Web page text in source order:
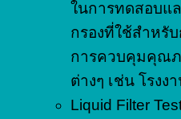
ในการทดสอบแ
กรองที่ใช้สำหรั
การควบคุมคุณ
ต่างๆ เช่น โรง
Liquid Filter